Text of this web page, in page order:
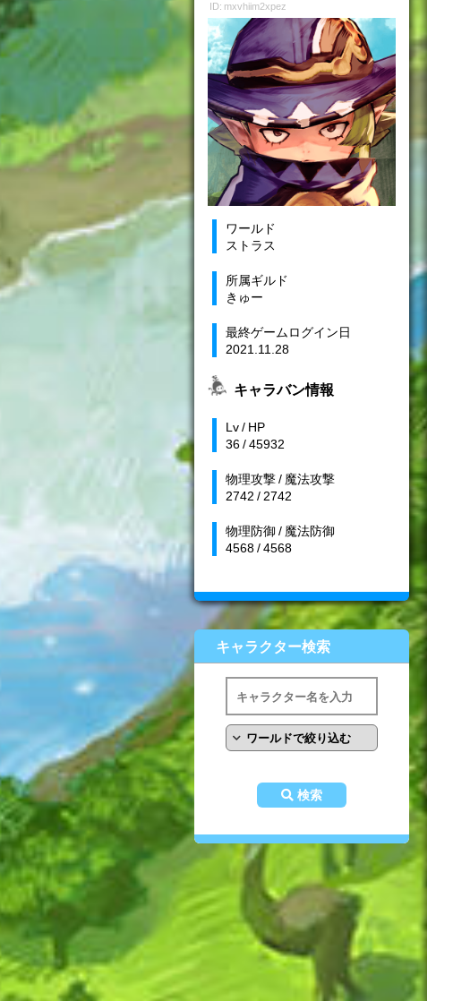
ID: mxvhiim2xpez
ワールド
ストラス
所属ギルド
きゅー
最終ゲームログイン日
2021.11.28
キャラバン情報
Lv / HP
36 / 45932
物理攻撃 / 魔法攻撃
2742 / 2742
物理防御 / 魔法防御
4568 / 4568
キャラクター検索
検索